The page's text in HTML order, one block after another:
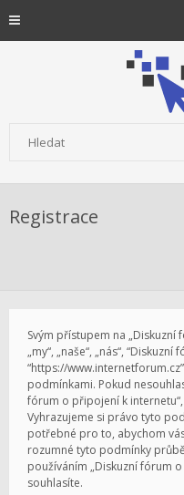
Registrace
Svým přístupem na
„my“, „naše“, „nás“,
“https://
podmínkami. Pokud
fórum o připojení k
Vyhrazujeme si právo tyto
potřebné pro to, abychom
rozumné tyto podmínky
používáním „Diskuzní fórum
souhlasíte.